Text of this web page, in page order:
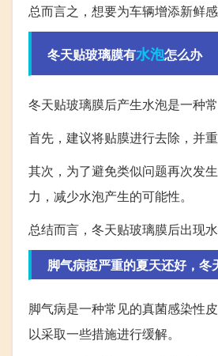
总而言之，想要为车辆增添新鲜
冬天贴玻璃膜有水泡怎么办
冬天贴玻璃膜后产生水泡是一种
首先，建议将贴膜进行去除，并
其次，为了避免类似问题再次发
力，减少水泡产生的可能性。
总结而言，冬天贴玻璃膜后出现
脚气病挺严重的夏天还好，
脚气病是一种常见的真菌感染性
以采取一些措施进行缓解。